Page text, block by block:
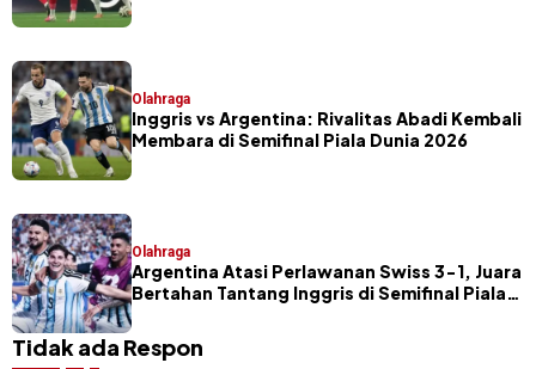
Olahraga
Inggris vs Argentina: Rivalitas Abadi Kembali
Membara di Semifinal Piala Dunia 2026
Olahraga
Argentina Atasi Perlawanan Swiss 3-1, Juara
Bertahan Tantang Inggris di Semifinal Piala
Tidak ada Respon